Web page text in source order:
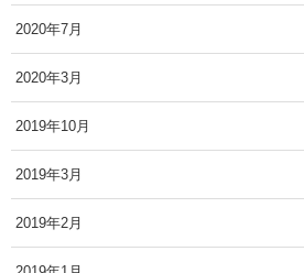
2020年7月
2020年3月
2019年10月
2019年3月
2019年2月